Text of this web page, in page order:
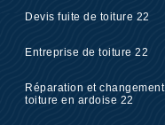
Devis fuite de toiture 22
Entreprise de toiture 22
Réparation et changement
toiture en ardoise 22